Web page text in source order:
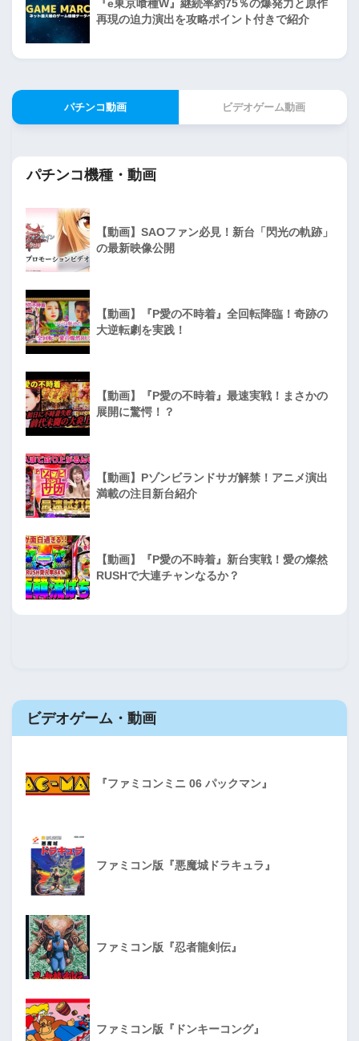
『e東京喰種W』継続率約75％の爆発力と原作
再現の迫力演出を攻略ポイント付きで紹介
パチンコ動画 ビデオゲーム動画
パチンコ機種・動画
【動画】SAOファン必見！新台「閃光の軌跡」
の最新映像公開
【動画】『P愛の不時着』全回転降臨！奇跡の
大逆転劇を実践！
【動画】『P愛の不時着』最速実戦！まさかの
展開に驚愕！？
【動画】Pゾンビランドサガ解禁！アニメ演出
満載の注目新台紹介
【動画】『P愛の不時着』新台実戦！愛の燦然
RUSHで大連チャンなるか？
ビデオゲーム・動画
『ファミコンミニ 06 パックマン』
ファミコン版『悪魔城ドラキュラ』
ファミコン版『忍者龍剣伝』
ファミコン版『ドンキーコング』